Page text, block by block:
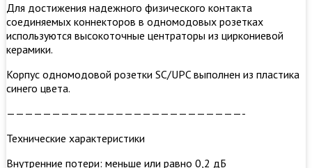
Для достижения надежного физического контакта
соединяемых коннекторов в одномодовых розетках
используются высокоточные центраторы из циркониевой
керамики.
Корпус одномодовой розетки SC/UPC выполнен из пластика
синего цвета.
——————————————————————————-
Технические характеристики
Внутренние потери: меньше или равно 0,2 дБ